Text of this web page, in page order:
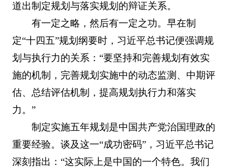
道出制定规划与落实规划的辩证关系。
有一定之略，然后有一定之功。早在制
定“十四五”规划纲要时，习近平总书记便强调规
划与执行力的关系：“要坚持和完善规划有效实
施的机制，完善规划实施中的动态监测、中期评
估、总结评估机制，提高规划执行力和落实
力。”
制定实施五年规划是中国共产党治国理政的
重要经验。谈及这一“成功密码”，习近平总书记
深刻指出：“这实际上是中国的一个特色。我们